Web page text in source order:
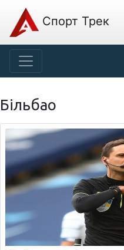
Спорт Трек
Більбао